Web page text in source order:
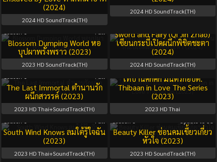
(2024)
2024HD SoundTrack(TH)
2024 HD SoundTrack(TH)
Blossom Dumping World หอ
บุปผาพรั่งพราว (2023)
2023 HD SoundTrack(TH)
Sword and Fairy (Qi Jin Zhao)
เซียนกระบี่เปิดผนึกพิชิตชะตา
(2024)
2024 HD SoundTrack(TH)
The Last Immortal ตำนานรัก
ผนึกสวรรค์ (2023)
2023 HD Thai+SoundTrack(TH)
Season 1
ไทบ้านคึกคัก มนต์รักอบต.
Thibaan in Love The Series
(2023)
2023 HD Thai
South Wind Knows ลมใต้รู้ใจฉัน
(2023)
2023 HD Thai+SoundTrack(TH)
Beauty Killer ซ่อนคมเขี้ยวเกี่ยว
หัวใจ (2023)
2023 HD SoundTrack(TH)
Season 1